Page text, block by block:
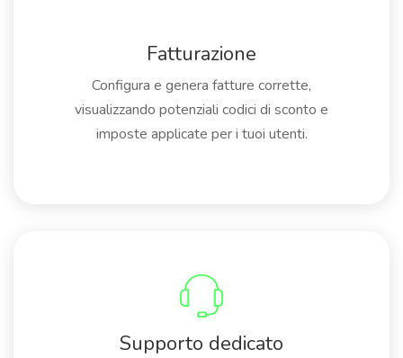
Fatturazione
Configura e genera fatture corrette,
visualizzando potenziali codici di sconto e
imposte applicate per i tuoi utenti.
Supporto dedicato